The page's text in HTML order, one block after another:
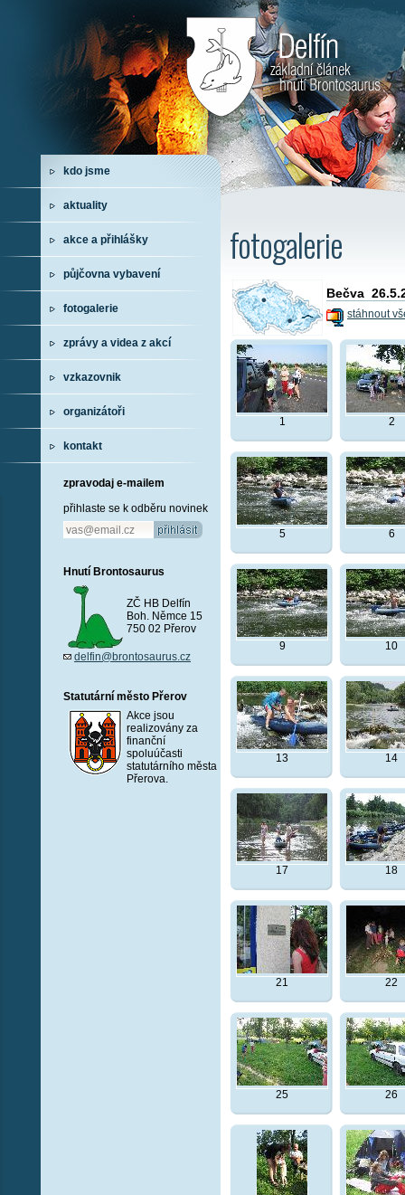
kdo jsme
aktuality
akce a přihlášky
půjčovna vybavení
fotogalerie
zprávy a videa z akcí
vzkazovnik
organizátoři
kontakt
zpravodaj e-mailem
přihlaste se k odběru novinek
Hnutí Brontosaurus
ZČ HB Delfín
Boh. Němce 15
750 02 Přerov
delfin@brontosaurus.cz
Statutární město Přerov
Akce jsou
realizovány za
finanční
spoluúčasti
statutárního města
Přerova.
fotogalerie
Bečva
stáhnout
1 2
5 6
9 10
13 14
17 18
21 22
25 26